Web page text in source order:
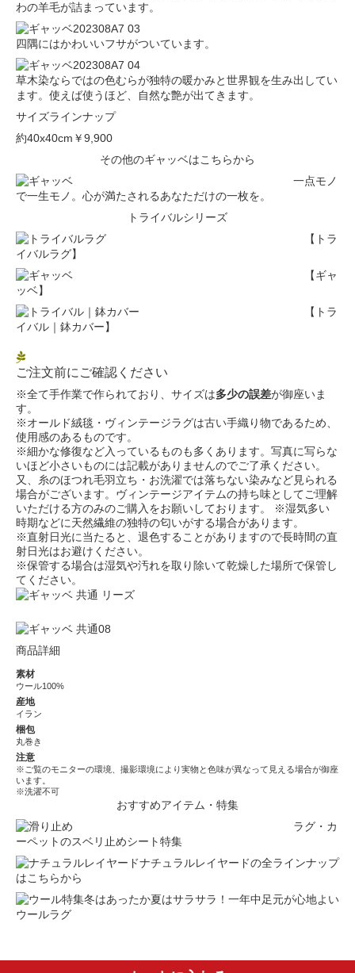
わの羊毛が詰まっています。
四隅にはかわいいフサがついています。
草木染ならではの色むらが独特の暖かみと世界観を生み出してい
ます。使えば使うほど、自然な艶が出てきます。
サイズラインナップ
約40x40cm ￥9,900
その他のギャッベはこちらから
一点モノ
で一生モノ。心が満たされるあなただけの一枚を。
トライバルシリーズ
【トラ
イバルラグ】
【ギャ
ッベ】
【トラ
イバル｜鉢カバー】
ご注文前にご確認ください
※全て手作業で作られており、サイズは多少の誤差が御座いま
す。
※オールド絨毯・ヴィンテージラグは古い手織り物であるため、
使用感のあるものです。
※細かな修復など入っているものも多くあります。写真に写らな
いほど小さいものには記載がありませんのでご了承ください。
又、糸のほつれ毛羽立ち・お洗濯では落ちない染みなど見られる
場合がございます。ヴィンテージアイテムの持ち味としてご理解
いただける方のみのご購入をお願いしております。 ※湿気多い
時期などに天然繊維の独特の匂いがする場合があります。
※直射日光に当たると、退色することがありますので長時間の直
射日光はお避けください。
※保管する場合は湿気や汚れを取り除いて乾燥した場所で保管し
てください。
商品詳細
素材
ウール100%
産地
イラン
梱包
丸巻き
注意
※ご覧のモニターの環境、撮影環境により実物と色味が異なって見える場合が御座
います。
※洗濯不可
おすすめアイテム・特集
ラグ・カ
ーペットのスベリ止めシート特集
ナチュラルレイヤードの全ラインナップ
はこちらから
冬はあったか夏はサラサラ！一年中足元が心地よい
ウールラグ